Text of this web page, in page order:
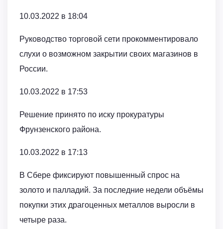
10.03.2022 в 18:04
Руководство торговой сети прокомментировало
слухи о возможном закрытии своих магазинов в
России.
10.03.2022 в 17:53
Решение принято по иску прокуратуры
Фрунзенского района.
10.03.2022 в 17:13
В Сбере фиксируют повышенный спрос на
золото и палладий. За последние недели объёмы
покупки этих драгоценных металлов выросли в
четыре раза.